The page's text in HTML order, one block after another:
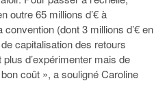
outre 65 millions d’€ à
convention (dont 3 millions d’€ en
capitalisation des retours
plus d’expérimenter mais de
coût », a souligné Caroline